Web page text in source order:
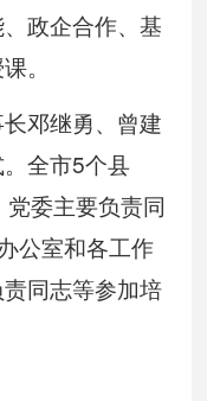
政企合作、基
。
邓继勇、曾建
全市5个县
党委主要负责同
公室和各工作
同志等参加培